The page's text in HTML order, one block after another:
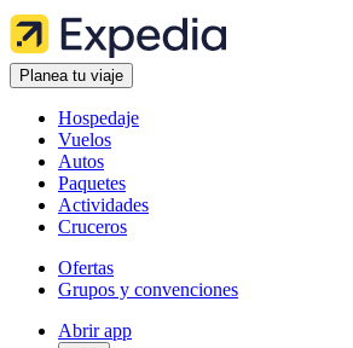
Planea tu viaje
Hospedaje
Vuelos
Autos
Paquetes
Actividades
Cruceros
Ofertas
Grupos y convenciones
Abrir app